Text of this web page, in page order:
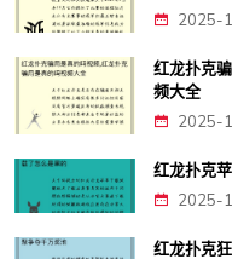
2025-
红龙扑克
频大全
2025-
红龙扑克
2025-
红龙扑克